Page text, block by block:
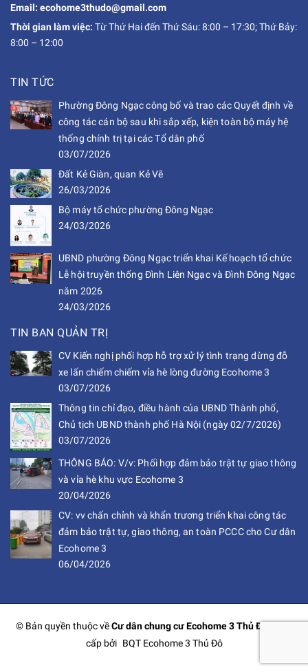
Email: ecohome3thudo@gmail.com
Thời gian làm việc: Từ Thứ Hai đến Thứ Sáu: 8:00 – 17:30; Thứ Bảy:
8:00 – 12:00
TIN TỨC
Phường Đông Ngạc công bố và trao các Quyết định về
công tác cán bộ sau khi sắp xếp, kiện toàn bộ máy hệ
thống chính trị tại các Tổ dân phố
03/07/2026
Đất Kẻ Giàn, quan Kẻ Vẽ
26/03/2026
Bộ máy tổ chức phường Đông Ngạc
24/03/2026
UBND phường Đông Ngạc triển khai Kế hoạch tổ chức
Lễ hội truyền thống Đình Liên Ngạc và Đình Đông Ngạc
năm 2026
24/03/2026
TIN BAN QUẢN TRỊ
CV Kiến nghị phối hợp hỗ trợ xử lý tình trạng dừng đỗ
xe lấn chiếm chiếm vỉa hè lòng đường Ecohome 3
03/07/2026
Thông tin chỉ đạo, điều hành của UBND Thành phố,
Chủ tịch UBND thành phố Hà Nội (ngày 02/7/2026)
03/07/2026
THÔNG BÁO: V/v: Phối hợp đảm bảo trật tự giao thông
và vỉa hè khu vực Ecohome 3
20/04/2026
CV: vv chấn chỉnh và khẩn trương triển khai công tác
đảm bảo trật tự, giao thông, an toàn PCCC cho Cư dân
Ecohome 3
06/04/2026
© Bản quyền thuộc vềCư dân chung cư Ecohome 3 Thủ Đô
cấp bởi BQT Ecohome 3 Thủ Đô